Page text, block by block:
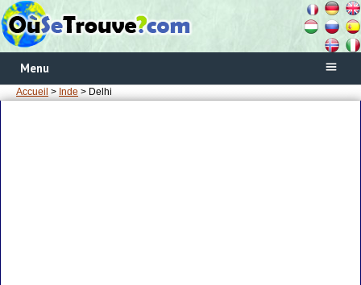
Menu
Accueil > Inde > Delhi